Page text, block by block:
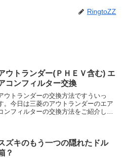
RingtoZZ
ウトランダー(ＰＨＥＶ含む) エ
コンフィルター交換
ウトランダーの交換方法ですういっ
。今日は三菱のアウトランダーのエア
ンフィルターの交換方法をご紹介しま
じ物を使用しているみたい...
ズキのもう一つの隠れたドル
？